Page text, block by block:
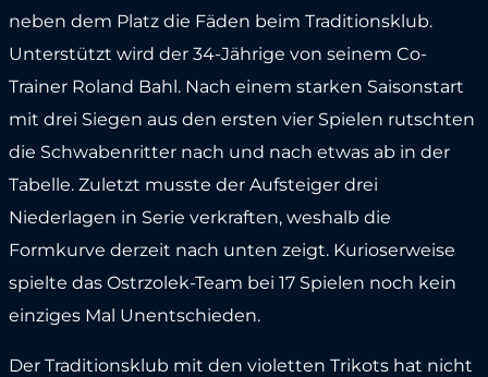
neben dem Platz die Fäden beim Traditionsklub.
Unterstützt wird der 34-Jährige von seinem Co-
Trainer Roland Bahl. Nach einem starken Saisonstart
mit drei Siegen aus den ersten vier Spielen rutschten
die Schwabenritter nach und nach etwas ab in der
Tabelle. Zuletzt musste der Aufsteiger drei
Niederlagen in Serie verkraften, weshalb die
Formkurve derzeit nach unten zeigt. Kurioserweise
spielte das Ostrzolek-Team bei 17 Spielen noch kein
einziges Mal Unentschieden.
Der Traditionsklub mit den violetten Trikots hat nicht